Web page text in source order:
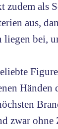
zudem als
aus,
bei,
zwar ohne